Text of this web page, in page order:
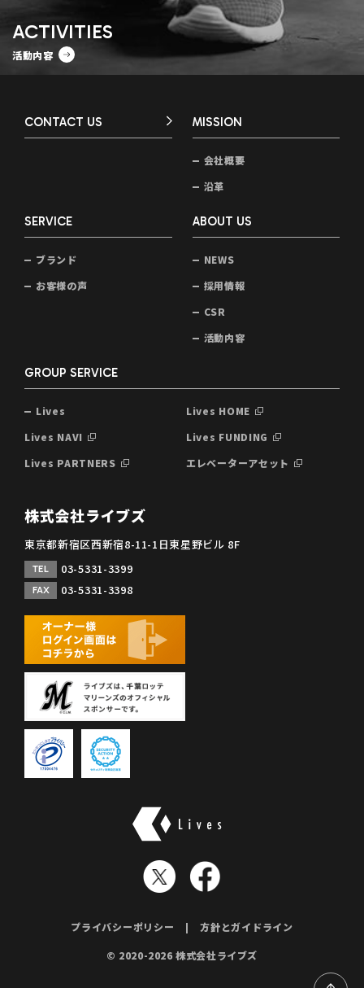
ACTIVITIES
活動内容
CONTACT US MISSION
会社概要
沿革
SERVICE
ブランド
お客様の声
ABOUT US
NEWS
採用情報
CSR
活動内容
GROUP SERVICE
Lives
Lives HOME
Lives NAVI
Lives FUNDING
Lives PARTNERS
エレベーターアセット
株式会社ライブズ
東京都新宿区西新宿8-11-1日東星野ビル 8F
TEL 03-5331-3399
FAX 03-5331-3398
プライバシーポリシー 方針とガイドライン
© 2020-2026 株式会社ライブズ